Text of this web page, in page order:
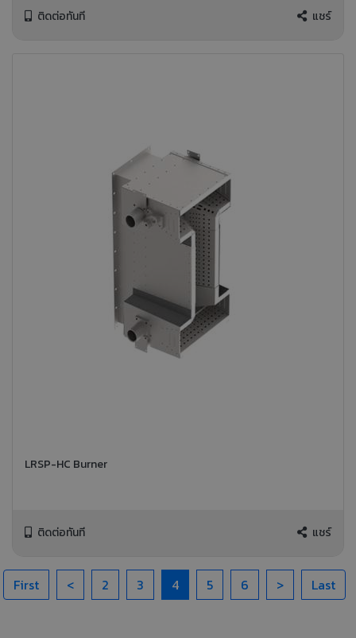
ติดต่อทันที แชร์
LRSP-HC Burner
ติดต่อทันที แชร์
First < 2 3 4 5 6 > Last